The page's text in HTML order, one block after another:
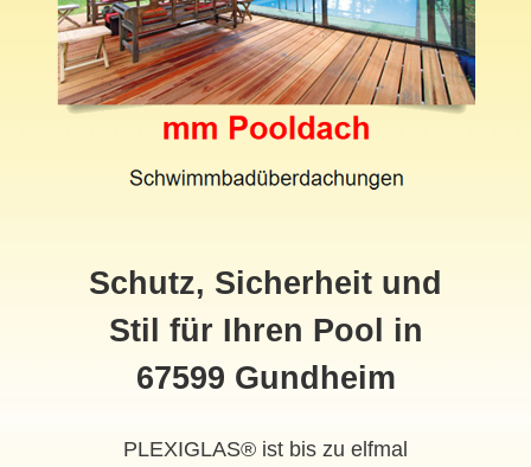
Schutz, Sicherheit und
Stil für Ihren Pool in
67599 Gundheim
PLEXIGLAS® ist bis zu elfmal